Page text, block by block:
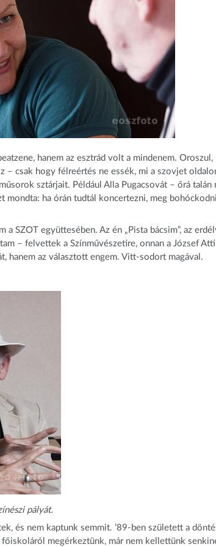
hanem az esztrád volt a mindenem. Oroszul,
csak hogy félreértés ne essék, mi a szovjet
sztárjait. Például Alla Pugacsovát – őrá talán
mondta: ha órán tudtál koncertezni, meg
SZOT együttesében. Az én „Pista bácsim”, az
– felvettek a Színművészetire, onnan a József
hanem az választott engem. Vitt-sodort magával.
pályát.
és nem kaptunk semmit. ’89-ben született a
megérkeztünk, már nem kellettünk